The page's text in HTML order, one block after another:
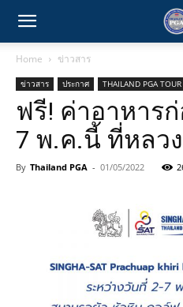
Home ข่าวสาร
ข่าวสาร ประกาศ THAILAND PGA TOUR
ฟรี! ค่าอาหาร
7 พ.ค.นี้ ที่หลว
By Thailand PGA - 01/05/2022